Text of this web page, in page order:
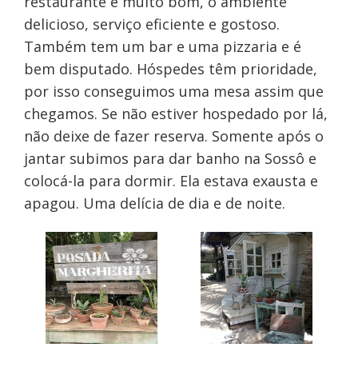
delicioso, serviço eficiente e gostoso.
Também tem um bar e uma pizzaria e é
bem disputado. Hóspedes têm prioridade,
por isso conseguimos uma mesa assim que
chegamos. Se não estiver hospedado por lá,
não deixe de fazer reserva. Somente após o
jantar subimos para dar banho na Sossô e
colocá-la para dormir. Ela estava exausta e
apagou. Uma delícia de dia e de noite.